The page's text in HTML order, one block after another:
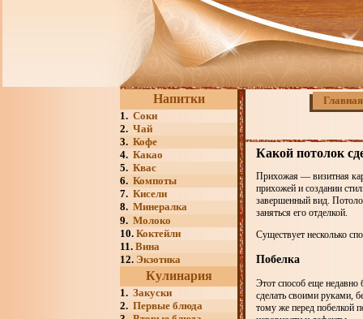
Напитки
1. Соки
2. Чай
3. Кофе
4. Какао
5. Квас
6. Компоты
7. Кисели
8. Минералка
9. Молоко
10. Коктейли
11. Вина
12. Экзотика
Кулинария
1. Закуски
2. Первые блюда
Главная
Какой потолок
Прихожая — визитная
прихожей и создании
завершенный вид.
заняться его отделкой.
Существует несколько
Побелка
Этот способ еще
сделать своими руками,
тому же перед побелкой